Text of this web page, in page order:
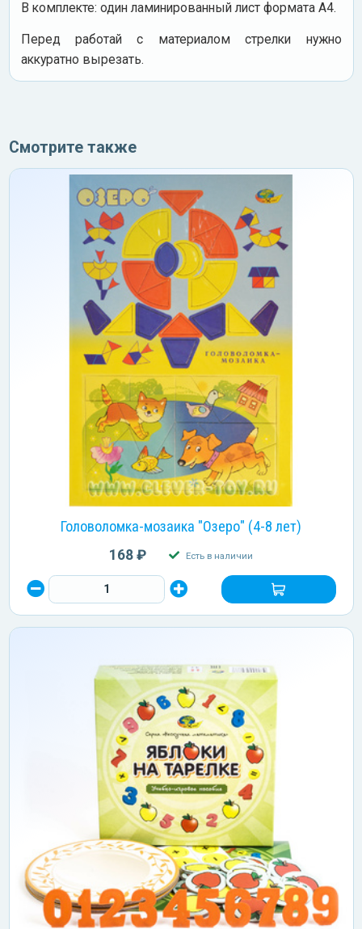
В комплекте: один ламинированный лист формата А4.
Перед работай с материалом стрелки нужно
аккуратно вырезать.
Смотрите также
Головоломка-мозаика "Озеро" (4-8 лет)
168 ₽ Есть в наличии